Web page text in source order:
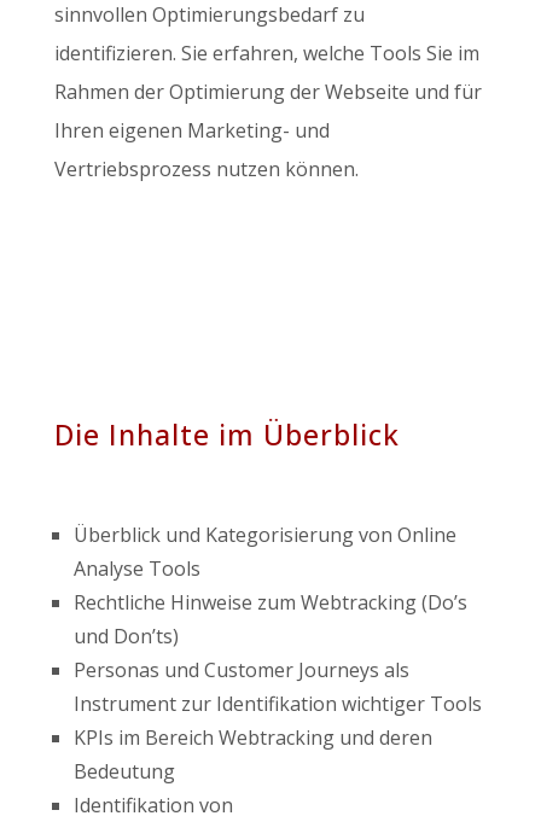
sinnvollen Optimierungsbedarf zu
identifizieren. Sie erfahren, welche Tools Sie im
Rahmen der Optimierung der Webseite und für
Ihren eigenen Marketing- und
Vertriebsprozess nutzen können.
Die Inhalte im Überblick
Überblick und Kategorisierung von Online
Analyse Tools
Rechtliche Hinweise zum Webtracking (Do’s
und Don’ts)
Personas und Customer Journeys als
Instrument zur Identifikation wichtiger Tools
KPIs im Bereich Webtracking und deren
Bedeutung
Identifikation von